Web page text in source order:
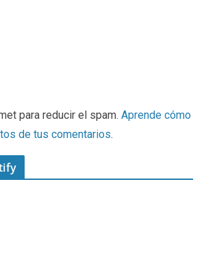
para reducir el spam. Aprende cómo
de tus comentarios.